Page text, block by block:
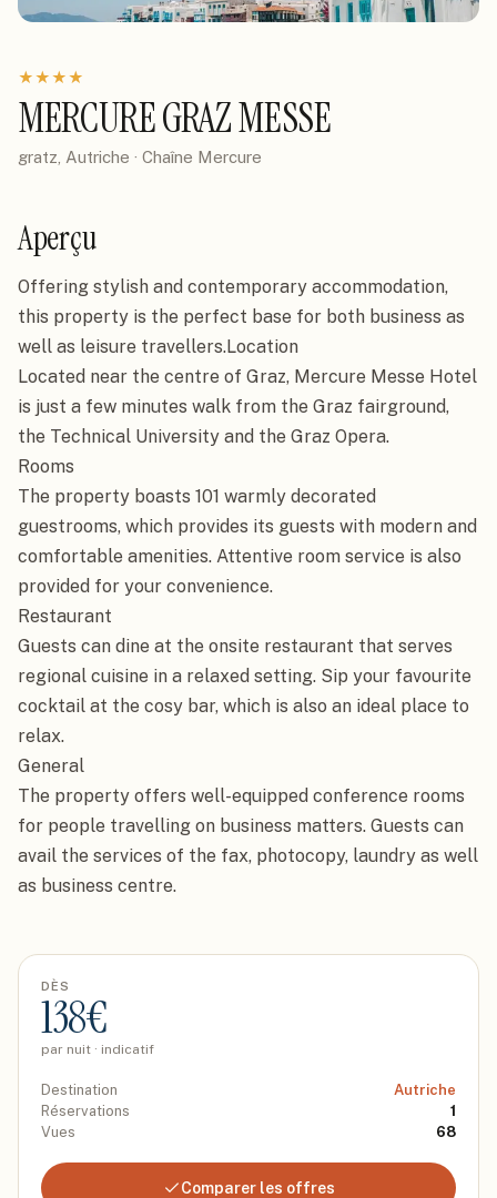
★★★★
MERCURE GRAZ MESSE
gratz, Autriche · Chaîne Mercure
Aperçu
Offering stylish and contemporary accommodation,
this property is the perfect base for both business as
well as leisure travellers.Location
Located near the centre of Graz, Mercure Messe Hotel
is just a few minutes walk from the Graz fairground,
the Technical University and the Graz Opera.
Rooms
The property boasts 101 warmly decorated
guestrooms, which provides its guests with modern and
comfortable amenities. Attentive room service is also
provided for your convenience.
Restaurant
Guests can dine at the onsite restaurant that serves
regional cuisine in a relaxed setting. Sip your favourite
cocktail at the cosy bar, which is also an ideal place to
relax.
General
The property offers well-equipped conference rooms
for people travelling on business matters. Guests can
avail the services of the fax, photocopy, laundry as well
as business centre.
DÈS
138€
par nuit · indicatif
Destination
Autriche
Réservations
1
Vues
68
Comparer les offres